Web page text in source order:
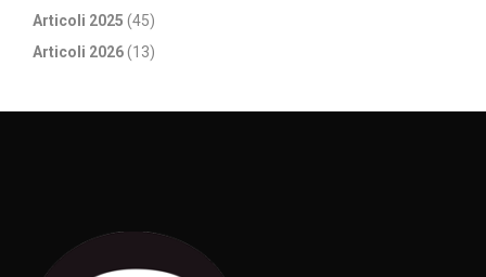
Articoli 2025 (45)
Articoli 2026(13)